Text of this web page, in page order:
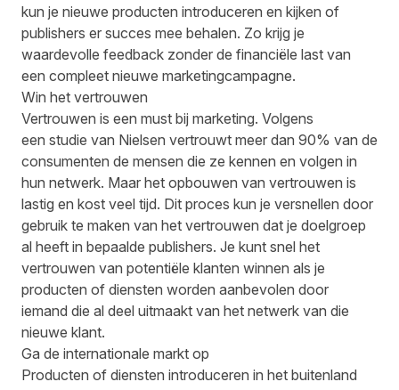
kun je nieuwe producten introduceren en kijken of
publishers er succes mee behalen. Zo krijg je
waardevolle feedback zonder de financiële last van
een compleet nieuwe marketingcampagne.
Win het vertrouwen
Vertrouwen is een must bij marketing. Volgens
een studie van Nielsen vertrouwt meer dan 90% van de
consumenten de mensen die ze kennen en volgen in
hun netwerk. Maar het opbouwen van vertrouwen is
lastig en kost veel tijd. Dit proces kun je versnellen door
gebruik te maken van het vertrouwen dat je doelgroep
al heeft in bepaalde publishers. Je kunt snel het
vertrouwen van potentiële klanten winnen als je
producten of diensten worden aanbevolen door
iemand die al deel uitmaakt van het netwerk van die
nieuwe klant.
Ga de internationale markt op
Producten of diensten introduceren in het buitenland